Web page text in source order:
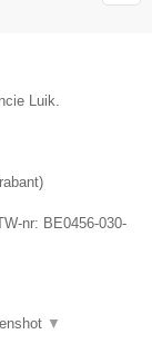
Luik.
)
nr: BE0456-030-
▼